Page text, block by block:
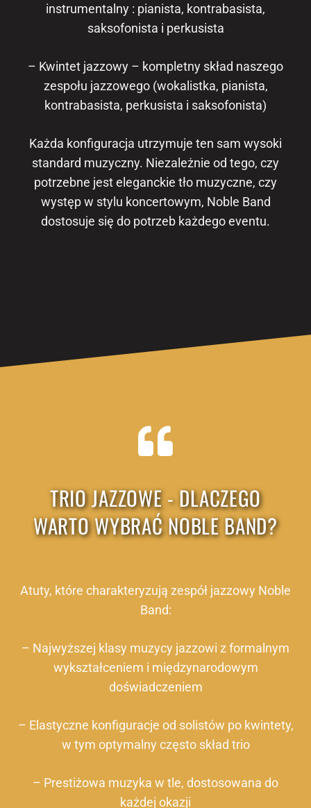
instrumentalny : pianista, kontrabasista,
saksofonista i perkusista
– Kwintet jazzowy – kompletny skład naszego
zespołu jazzowego (wokalistka, pianista,
kontrabasista, perkusista i saksofonista)
Każda konfiguracja utrzymuje ten sam wysoki
standard muzyczny. Niezależnie od tego, czy
potrzebne jest eleganckie tło muzyczne, czy
występ w stylu koncertowym, Noble Band
dostosuje się do potrzeb każdego eventu.
TRIO JAZZOWE - DLACZEGO
WARTO WYBRAĆ NOBLE BAND?
Atuty, które charakteryzują zespół jazzowy Noble
Band:
– Najwyższej klasy muzycy jazzowi z formalnym
wykształceniem i międzynarodowym
doświadczeniem
– Elastyczne konfiguracje od solistów po kwintety,
w tym optymalny często skład trio
– Prestiżowa muzyka w tle, dostosowana do
każdej okazji